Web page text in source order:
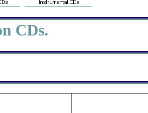
CDs.